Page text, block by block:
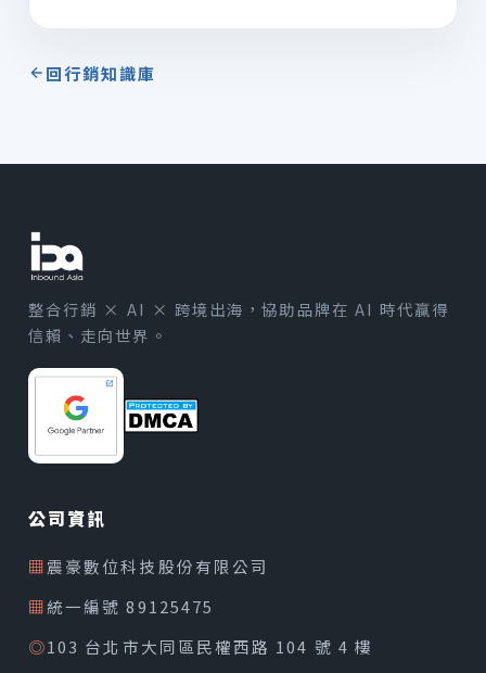
回行銷知識庫
整合行銷 × AI × 跨境出海，協助品牌在 AI 時代贏得
信賴、走向世界。
公司資訊
▦震豪數位科技股份有限公司
▦統一編號 89125475
◎103 台北市大同區民權西路 104 號 4 樓